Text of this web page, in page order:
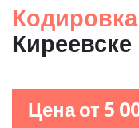
Кодировка
Киреевске
Цена от 5